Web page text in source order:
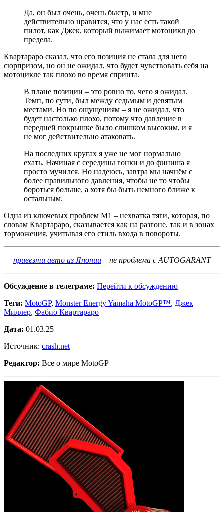
Да, он был очень, очень быстр, и мне
действительно нравится, что у нас есть такой
пилот, как Джек, который выжимает мотоцикл до
предела.
Квартараро сказал, что его позиция не стала для него
сюрпризом, но он не ожидал, что будет чувствовать себя на
мотоцикле так плохо во время спринта.
В плане позиции – это ровно то, чего я ожидал.
Темп, по сути, был между седьмым и девятым
местами. Но по ощущениям – я не ожидал, что
будет настолько плохо, потому что давление в
передней покрышке было слишком высоким, и я
не мог действительно атаковать.
На последних кругах я уже не мог нормально
ехать. Начиная с середины гонки и до финиша я
просто мучился. Но надеюсь, завтра мы начнём с
более правильного давления, чтобы не то чтобы
бороться больше, а хотя бы быть немного ближе к
остальным.
Одна из ключевых проблем M1 – нехватка тяги, которая, по
словам Квартараро, сказывается как на разгоне, так и в зонах
торможения, учитывая его стиль входа в повороты.
привезти авто из Японии– не проблема с AUTOGARANT
Обсуждение в телеграме: Перейти к обсуждению
Теги: MotoGP, Monster Energy Yamaha MotoGP™, Джек
Миллер, Фабио Квартараро
Дата: 01.03.25
Источник: crash.net
Редактор: Все о мире MotoGP